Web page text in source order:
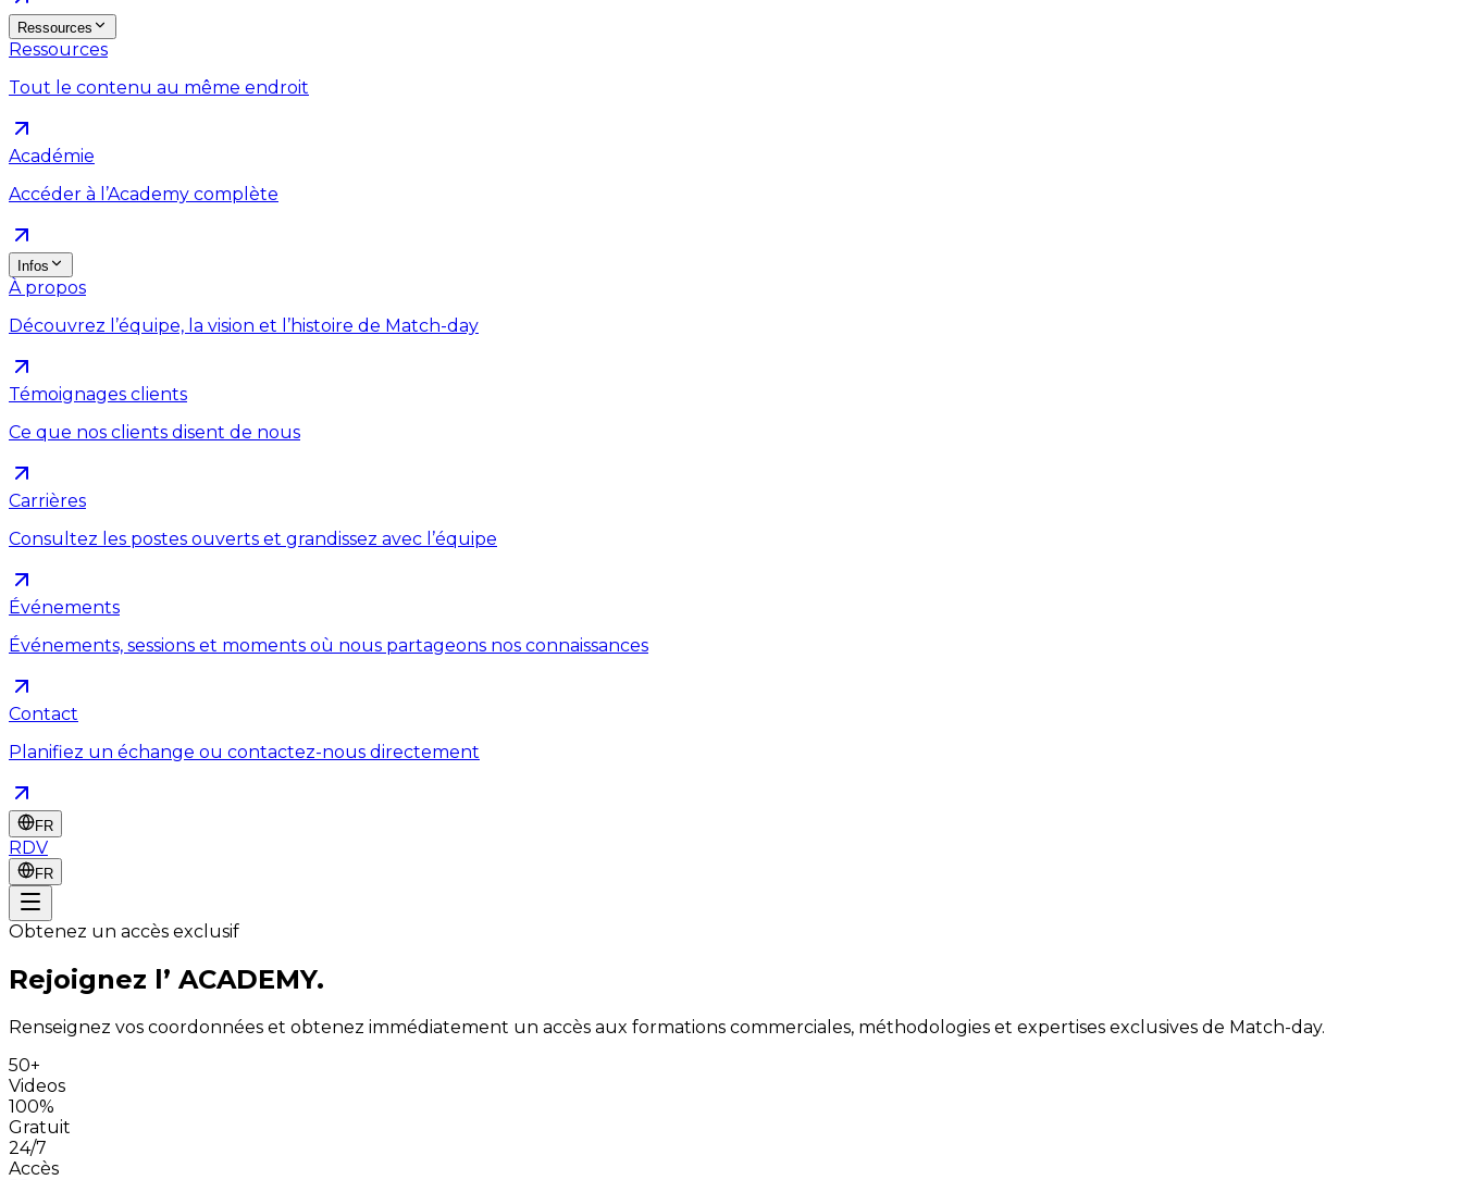
Ressources
Ressources
Tout le contenu au même endroit
Académie
Accéder à l’Academy complète
Infos
À propos
Découvrez l’équipe, la vision et l’histoire de Match-day
Témoignages clients
Ce que nos clients disent de nous
Carrières
Consultez les postes ouverts et grandissez avec l’équipe
Événements
Événements, sessions et moments où nous partageons nos connaissances
Contact
Planifiez un échange ou contactez-nous directement
FR
RDV
FR
Obtenez un accès exclusif
Rejoignez l’ ACADEMY.
Renseignez vos coordonnées et obtenez immédiatement un accès aux formations commerciales, méthodologies et expertises exclusives de Match-day.
50+
Videos
100%
Gratuit
24/7
Accès